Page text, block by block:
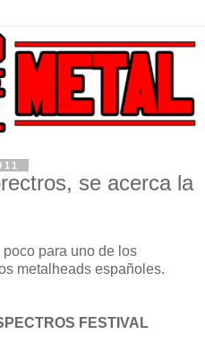
se acerca la
para uno de los
metalheads españoles.
FESTIVAL